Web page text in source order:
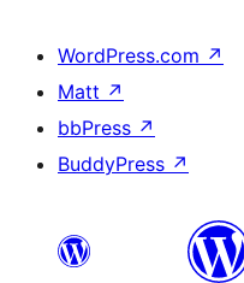
WordPress.com ↗
Matt ↗
bbPress ↗
BuddyPress ↗